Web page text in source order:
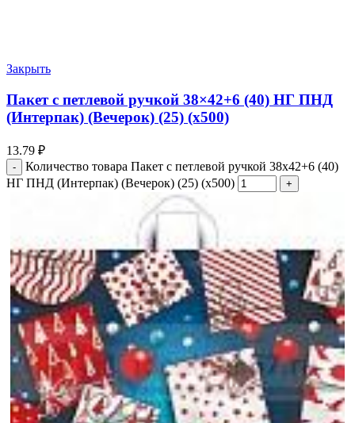
Закрыть
Пакет с петлевой ручкой 38×42+6 (40) НГ ПНД
(Интерпак) (Вечерок) (25) (х500)
13.79 ₽
Количество товара Пакет с петлевой ручкой 38x42+6 (40)
НГ ПНД (Интерпак) (Вечерок) (25) (х500)